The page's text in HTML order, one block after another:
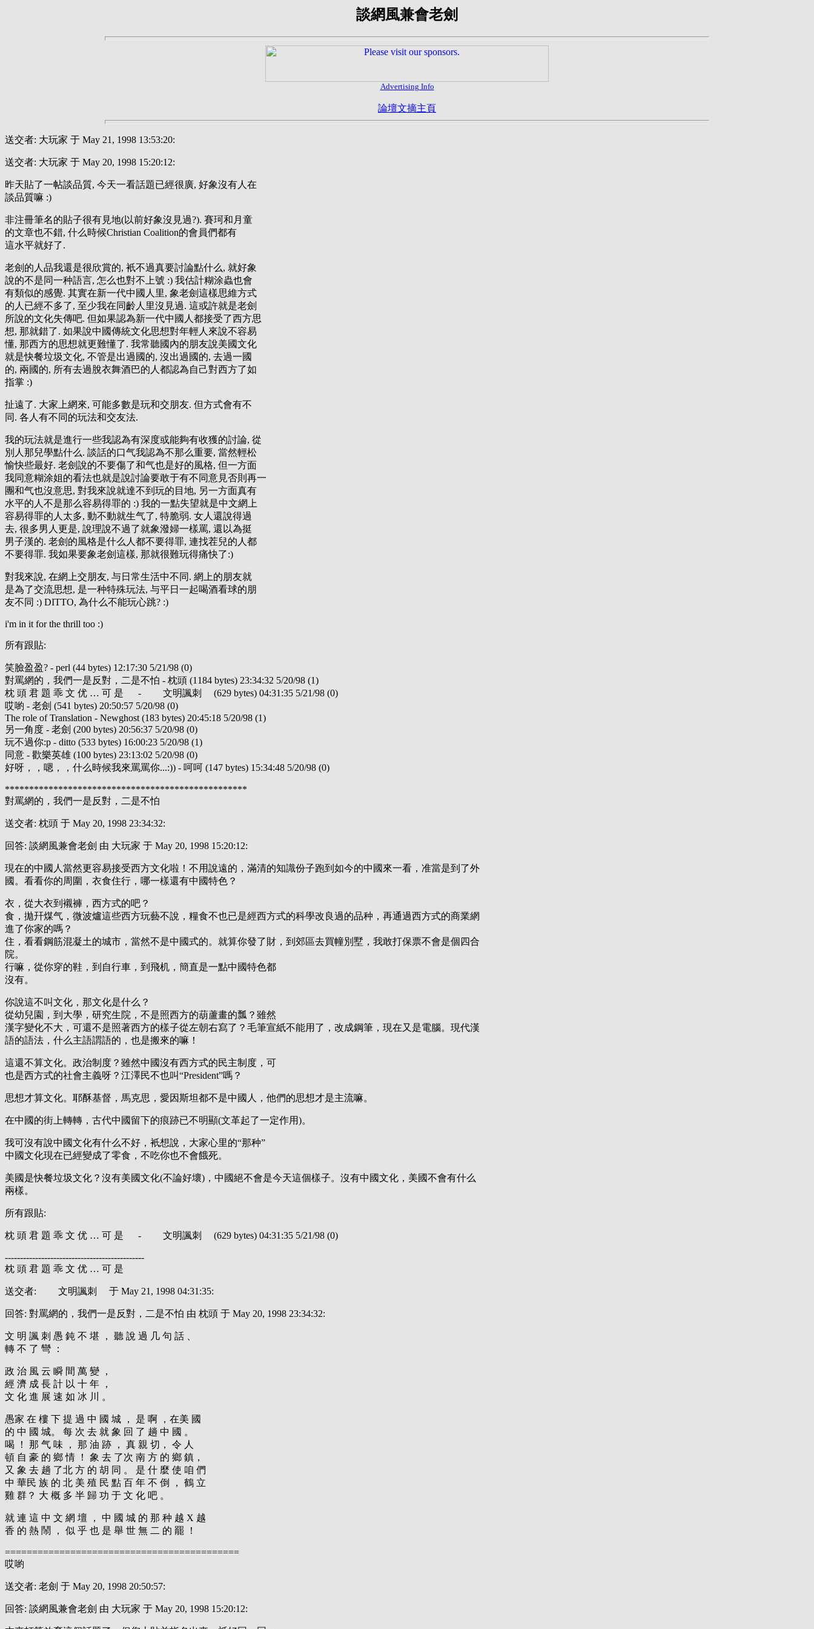
談網風兼會老劍
Advertising Info
論壇文摘主頁
送交者: 大玩家 于 May 21, 1998 13:53:20:
送交者: 大玩家 于 May 20, 1998 15:20:12:
昨天貼了一帖談品質, 今天一看話題已經很廣, 好象沒有人在
談品質嘛 :)
非注冊筆名的貼子很有見地(以前好象沒見過?). 賽珂和月童
的文章也不錯, 什么時候Christian Coalition的會員們都有
這水平就好了.
老劍的人品我還是很欣賞的, 衹不過真要討論點什么, 就好象
說的不是同一种語言, 怎么也對不上號 :) 我估計糊涂蟲也會
有類似的感覺. 其實在新一代中國人里, 象老劍這樣思維方式
的人已經不多了, 至少我在同齡人里沒見過. 這或許就是老劍
所說的文化失傳吧. 但如果認為新一代中國人都接受了西方思
想, 那就錯了. 如果說中國傳統文化思想對年輕人來說不容易
懂, 那西方的思想就更難懂了. 我常聽國內的朋友說美國文化
就是快餐垃圾文化, 不管是出過國的, 沒出過國的, 去過一國
的, 兩國的, 所有去過脫衣舞酒巴的人都認為自己對西方了如
指掌 :)
扯遠了. 大家上網來, 可能多數是玩和交朋友. 但方式會有不
同. 各人有不同的玩法和交友法.
我的玩法就是進行一些我認為有深度或能夠有收獲的討論, 從
別人那兒學點什么. 談話的口气我認為不那么重要, 當然輕松
愉快些最好. 老劍說的不要傷了和气也是好的風格, 但一方面
我同意糊涂姐的看法也就是說討論要敢于有不同意見否則再一
團和气也沒意思, 對我來說就達不到玩的目地, 另一方面真有
水平的人不是那么容易得罪的 :) 我的一點失望就是中文網上
容易得罪的人太多, 動不動就生气了, 特脆弱. 女人還說得過
去, 很多男人更是, 說理說不過了就象潑婦一樣罵, 還以為挺
男子漢的. 老劍的風格是什么人都不要得罪, 連找茬兒的人都
不要得罪. 我如果要象老劍這樣, 那就很難玩得痛快了:)
對我來說, 在網上交朋友, 与日常生活中不同. 網上的朋友就
是為了交流思想, 是一种特殊玩法, 与平日一起喝酒看球的朋
友不同 :) DITTO, 為什么不能玩心跳? :)
i'm in it for the thrill too :)
所有跟貼:
笑臉盈盈? - perl (44 bytes) 12:17:30 5/21/98 (0)
對罵網的，我們一是反對，二是不怕 - 枕頭 (1184 bytes) 23:34:32 5/20/98 (1)
枕 頭 君 題 乖 文 优 … 可 是 - 文明諷刺 (629 bytes) 04:31:35 5/21/98 (0)
哎喲 - 老劍 (541 bytes) 20:50:57 5/20/98 (0)
The role of Translation - Newghost (183 bytes) 20:45:18 5/20/98 (1)
另一角度 - 老劍 (200 bytes) 20:56:37 5/20/98 (0)
玩不過你:p - ditto (533 bytes) 16:00:23 5/20/98 (1)
同意 - 歡樂英雄 (100 bytes) 23:13:02 5/20/98 (0)
好呀，，嗯，，什么時候我來罵罵你...:)) - 呵呵 (147 bytes) 15:34:48 5/20/98 (0)
**************************************************
對罵網的，我們一是反對，二是不怕
送交者: 枕頭 于 May 20, 1998 23:34:32:
回答: 談網風兼會老劍 由 大玩家 于 May 20, 1998 15:20:12:
現在的中國人當然更容易接受西方文化啦！不用說遠的，滿清的知識份子跑到如今的中國來一看，准當是到了外
國。看看你的周圍，衣食住行，哪一樣還有中國特色？
衣，從大衣到襯褲，西方式的吧？
食，拋幵煤气，微波爐這些西方玩藝不說，糧食不也已是經西方式的科學改良過的品种，再通過西方式的商業網
進了你家的嗎？
住，看看鋼筋混凝土的城市，當然不是中國式的。就算你發了財，到郊區去買幢別墅，我敢打保票不會是個四合
院。
行嘛，從你穿的鞋，到自行車，到飛机，簡直是一點中國特色都
沒有。
你說這不叫文化，那文化是什么？
從幼兒園，到大學，研究生院，不是照西方的葫蘆畫的瓢？雖然
漢字變化不大，可還不是照著西方的樣子從左朝右寫了？毛筆宣紙不能用了，改成鋼筆，現在又是電腦。現代漢
語的語法，什么主語謂語的，也是搬來的嘛！
這還不算文化。政治制度？雖然中國沒有西方式的民主制度，可
也是西方式的社會主義呀？江澤民不也叫“President”嗎？
思想才算文化。耶酥基督，馬克思，愛因斯坦都不是中國人，他們的思想才是主流嘛。
在中國的街上轉轉，古代中國留下的痕跡已不明顯(文革起了一定作用)。
我可沒有說中國文化有什么不好，衹想說，大家心里的“那种”
中國文化現在已經變成了零食，不吃你也不會餓死。
美國是快餐垃圾文化？沒有美國文化(不論好壞)，中國絕不會是今天這個樣子。沒有中國文化，美國不會有什么
兩樣。
所有跟貼:
枕 頭 君 題 乖 文 优 … 可 是 - 文明諷刺 (629 bytes) 04:31:35 5/21/98 (0)
----------------------------------------------
枕 頭 君 題 乖 文 优 … 可 是
送交者: 文明諷刺 于 May 21, 1998 04:31:35:
回答: 對罵網的，我們一是反對，二是不怕 由 枕頭 于 May 20, 1998 23:34:32:
文 明 諷 刺 愚 鈍 不 堪 ， 聽 說 過 几 句 話 、
轉 不 了 彎 ：
政 治 風 云 瞬 間 萬 變 ，
經 濟 成 長 計 以 十 年 ，
文 化 進 展 速 如 冰 川 。
愚家 在 樓 下 提 過 中 國 城 ， 是 啊 ，在美 國
的 中 國 城。 每 次 去 就 象 回 了 趟 中 國 。
喝 ！ 那 气 味 ， 那 油 跡 ， 真 親 切， 令 人
頓 自 豪 的 鄉 情 ！ 象 去 了次 南 方 的 鄉 鎮，
又 象 去 趟 了北 方 的 胡 同 。 是 什 麼 使 咱 們
中 華民 族 的 北 美 殖 民 點 百 年 不 倒 ， 鶴 立
雞 群？ 大 概 多 半 歸 功 于 文 化 吧 。
就 連 這 中 文 網 壇 ， 中 國 城 的 那 种 越 X 越
香 的 熱 鬧 ， 似 乎 也 是 舉 世 無 二 的 罷 ！
===========================================
哎喲
送交者: 老劍 于 May 20, 1998 20:50:57:
回答: 談網風兼會老劍 由 大玩家 于 May 20, 1998 15:20:12: